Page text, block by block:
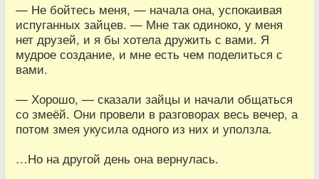
— Не бойтесь меня, — начала она, успокаивая
испуганных зайцев. — Мне так одиноко, у меня
нет друзей, и я бы хотела дружить с вами. Я
мудрое создание, и мне есть чем поделиться с
вами.
— Хорошо, — сказали зайцы и начали общаться
со змеёй. Они провели в разговорах весь вечер, а
потом змея укусила одного из них и уползла.
…Но на другой день она вернулась.